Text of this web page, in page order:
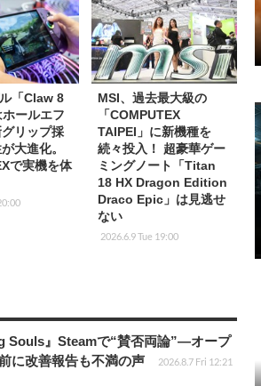
「Claw 8
ールエフ
リップ採
大進化。
で実機を体
MSI、過去最大級の
「COMPUTEX
TAIPEI」に新機種を
続々投入！ 超豪華ゲー
ミングノート「Titan
18 HX Dragon Edition
Draco Epic」は見逃せ
ない
2026.6.9 Tue 19:00
Souls』Steamで“賛否両論”―オープ
に改善報告も不満の声
2026.8.7 Fri 12:21